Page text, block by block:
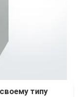
типу